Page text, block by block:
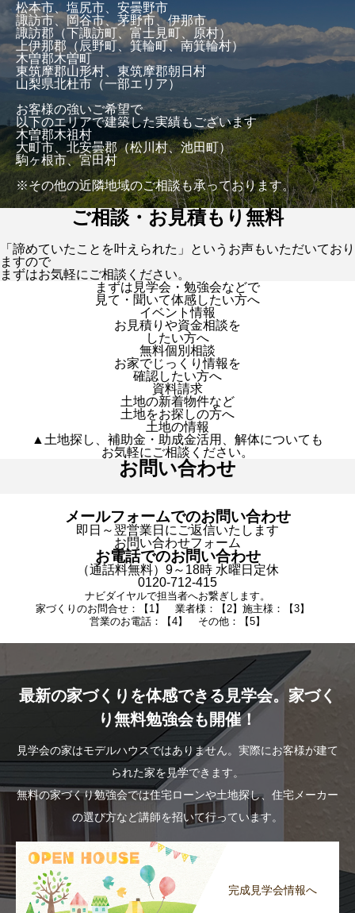
松本市、塩尻市、安曇野市
諏訪市、岡谷市、茅野市、伊那市
諏訪郡（下諏訪町、富士見町、原村）
上伊那郡（辰野町、箕輪町、南箕輪村）
木曽郡木曽町
東筑摩郡山形村、東筑摩郡朝日村
山梨県北杜市（一部エリア）
お客様の強いご希望で
以下のエリアで建築した実績もございます
木曽郡木祖村
大町市、北安曇郡（松川村、池田町）
駒ヶ根市、宮田村
※その他の近隣地域のご相談も承っております。
ご相談・お見積もり無料
「諦めていたことを叶えられた」というお声もいただいており
ますので
まずはお気軽にご相談ください。
まずは見学会・勉強会などで
見て・聞いて体感したい方へ
イベント情報
お見積りや資金相談を
したい方へ
無料個別相談
お家でじっくり情報を
確認したい方へ
資料請求
土地の新着物件など
土地をお探しの方へ
土地の情報
▲土地探し、補助金・助成金活用、解体についても
お気軽にご相談ください。
お問い合わせ
メールフォームでのお問い合わせ
即日～翌営業日にご返信いたします
お問い合わせフォーム
お電話でのお問い合わせ
（通話料無料）9～18時 水曜日定休
0120-712-415
ナビダイヤルで担当者へお繋ぎします。
家づくりのお問合せ：【1】 業者様：【2】施主様：【3】
営業のお電話：【4】 その他：【5】
最新の家づくりを体感できる見学会。家づく
り無料勉強会も開催！
見学会の家はモデルハウスではありません。実際にお客様が建て
られた家を見学できます。
無料の家づくり勉強会では住宅ローンや土地探し、住宅メーカー
の選び方など講師を招いて行っています。
完成見学会情報へ